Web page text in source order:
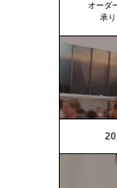
オーダ
承り
20